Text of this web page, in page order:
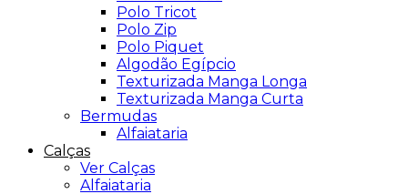
Polo Tricot
Polo Zip
Polo Piquet
Algodão Egípcio
Texturizada Manga Longa
Texturizada Manga Curta
Bermudas
Alfaiataria
Calças
Ver Calças
Alfaiataria